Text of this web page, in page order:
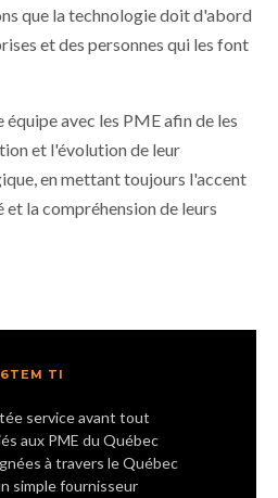
que la technologie doit d'abord
et des personnes qui les font
avec les PME afin de les
et l'évolution de leur
en mettant toujours l'accent
la compréhension de leurs
TI
service avant tout
aux PME du Québec
à travers le Québec
simple fournisseur